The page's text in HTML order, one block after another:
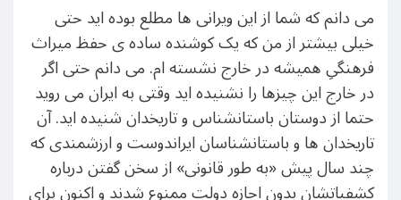
می دانم که شما از این ویرانی ها مطلع بوده اید حتی
خیلی بیشتر از من که یک کوشنده ساده ی حفظ میراث
فرهنگیِ همیشه در خارج نشسته ام. می دانم حتی اگر
در خارج این چیزها را نشنیده اید وقتی به ایران می روید
حتما از دوستان باستانشناس و تاریخدان شنیده اید. آن
تاریخدان ها و باستانشناسان ایراندوست و ارزشمندی که
چند سال پیش «به طور قانونی» از سخن گفتن درباره
کشفیاتشان بدون اجازه دولت ممنوع شدند و اکنون برای